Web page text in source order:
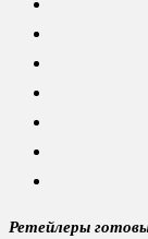
Ретейлеры